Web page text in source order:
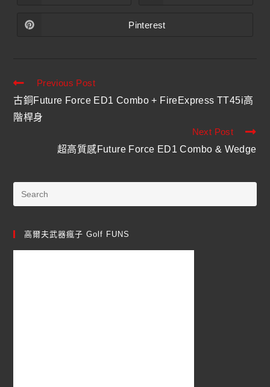
Pinterest
Previous Post
古銅Future Force ED1 Combo + FireExpress TT45i高
階桿身
Next Post
超高質感Future Force ED1 Combo & Wedge
高爾夫武器瘋子 Golf FUNS